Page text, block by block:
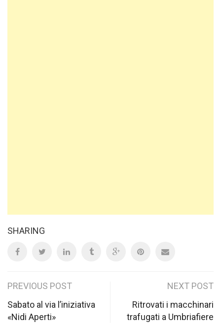
SHARING
Post
navigation
PREVIOUS POST
Sabato al via l’iniziativa
«Nidi Aperti»
NEXT POST
Ritrovati i macchinari
trafugati a Umbriafiere